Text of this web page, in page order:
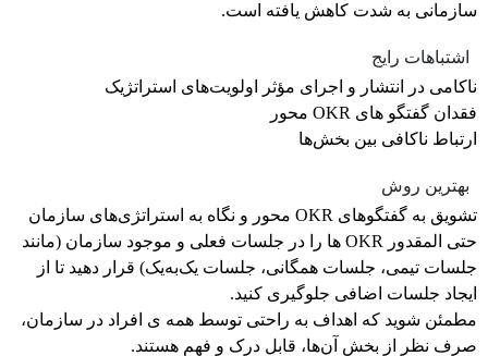
سازمانی به شدت کاهش یافته است.
اشتباهات رایج
ناکامی در انتشار و اجرای مؤثر اولویت‌های استراتژیک
فقدان گفتگو های OKR محور
ارتباط ناکافی بین بخش‌ها
بهترین روش
تشویق به گفتگوهای OKR محور و نگاه به استراتژی‌های سازمان
حتی المقدور OKR ها را در جلسات فعلی و موجود سازمان (مانند
جلسات تیمی، جلسات همگانی، جلسات یک‌به‌یک) قرار دهید تا از
ایجاد جلسات اضافی جلوگیری کنید.
مطمئن شوید که اهداف به راحتی توسط همه ی افراد در سازمان،
صرف نظر از بخش آن‌ها، قابل درک و فهم هستند.